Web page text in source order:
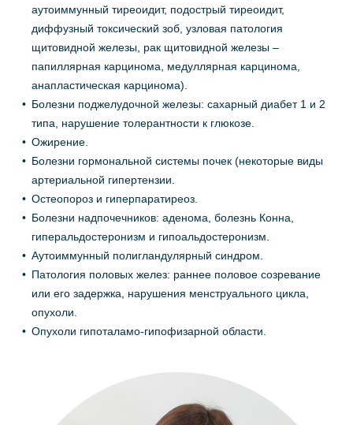
аутоиммунный тиреоидит, подострый тиреоидит,
диффузный токсический зоб, узловая патология
щитовидной железы, рак щитовидной железы –
папиллярная карцинома, медуллярная карцинома,
анапластическая карцинома).
Болезни поджелудочной железы: сахарный диабет 1 и 2
типа, нарушение толерантности к глюкозе.
Ожирение.
Болезни гормональной системы почек (некоторые виды
артериальной гипертензии.
Остеопороз и гиперпаратиреоз.
Болезни надпочечников: аденома, болезнь Конна,
гиперальдостеронизм и гипоальдостеронизм.
Аутоиммунный полигландулярный синдром.
Патология половых желез: раннее половое созревание
или его задержка, нарушения менструального цикла,
опухоли.
Опухоли гипоталамо-гипофизарной области.